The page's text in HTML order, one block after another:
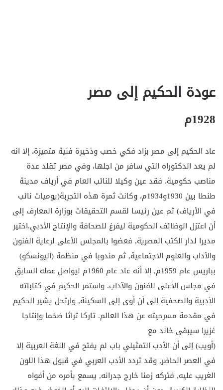
عودة الحكيم إلى مصر
1928م
عاد الحكيم إلى مصر بزاد فكي خصب وذخيرة فنية متميزة، إلا انه
لم يعد الدكتوراه التي سافر من اجلها، وفي مصر تقلد عدة
مناصب حكومية، فقد عين وكيلا للنائب العام في أرياف مدينة
طنطا بين 1930و1934م، وكانت ثمرة هذه التجربة(يوميات نائب
في الأرياف) ثم عين رئيسا لقسم التحقيقات بوزارة المعارف إلى
أن اعتزل الوظائف الحكومية ليفرغ للصحافة والإنتاج الأدبي.اختير
مديرا لدار الكتب المصرية, فعضوا بالمجلس الأعلى لرعاية الفنون
والآداب والعلوم الاجتماعية, ثم مندوبا في منظمة (اليونسكو)
بباريس عام 1959م, إلا أنه عاد عام 1960م ليواصل عمله السابق
في مجلس الأعلى للفنون والآداب. واستمر الحكيم في كتاباته
الأدبية والصحفية إلى أن أوى إلى السكينة, وارتحل يشير الحكيم
في مقدمة مسرحيته عن هذا العالم. تاركا تراثا ضخما وإنتاجا
غزيرا سيبقى خالد مع
(أويب) إلى أن الأدب التمثيلي باب لم يفتح في اللغة العربية إلا
في العصر الحاضر, وقد تردد الأدب العربي في قبول هذا اللون
الغريب عليه, فتركه زمنا خارج جدرانه, يسمع بأمره من أفواه